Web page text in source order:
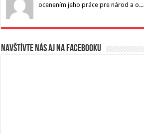
ocenením jeho práce pre národ a o...
Navštívte nás aj na Facebooku